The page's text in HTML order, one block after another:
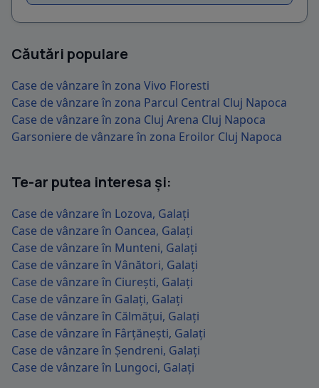
Căutări populare
Case de vânzare în zona Vivo Floresti
Case de vânzare în zona Parcul Central Cluj Napoca
Case de vânzare în zona Cluj Arena Cluj Napoca
Garsoniere de vânzare în zona Eroilor Cluj Napoca
Te-ar putea interesa și:
Case de vânzare în Lozova, Galați
Case de vânzare în Oancea, Galați
Case de vânzare în Munteni, Galați
Case de vânzare în Vânători, Galați
Case de vânzare în Ciurești, Galați
Case de vânzare în Galați, Galați
Case de vânzare în Călmățui, Galați
Case de vânzare în Fârțănești, Galați
Case de vânzare în Șendreni, Galați
Case de vânzare în Lungoci, Galați